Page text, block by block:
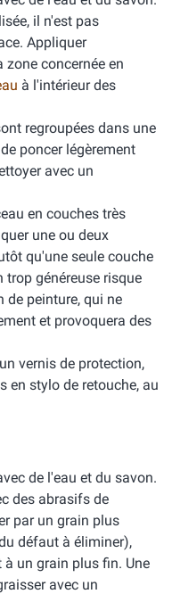
il n'est pas
Appliquer
concernée en
à l'intérieur des
regroupées dans une
poncer légèrement
avec un
en couches très
une ou deux
qu'une seule couche
généreuse risque
de peinture, qui ne
et provoquera des
vernis de protection,
en stylo de retouche, au
de l'eau et du savon.
des abrasifs de
par un grain plus
défaut à éliminer),
un grain plus fin. Une
avec un